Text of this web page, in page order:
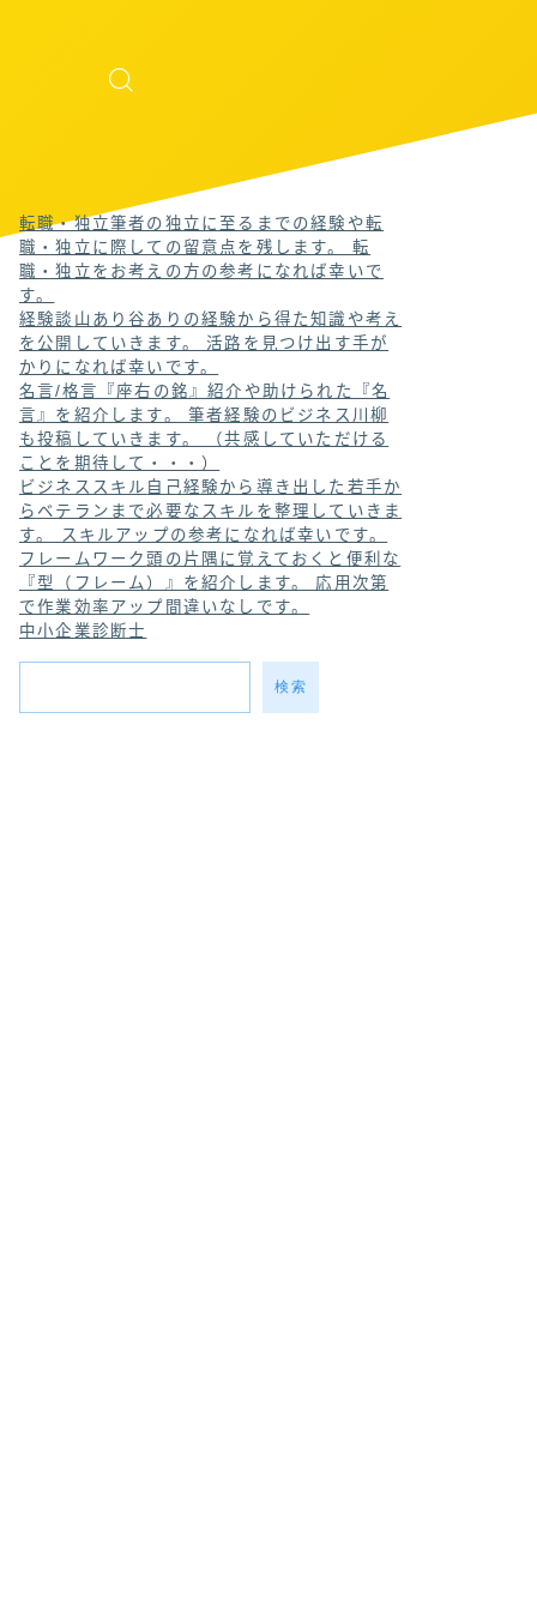
転職・独立筆者の独立に至るまでの経験や転
職・独立に際しての留意点を残します。 転
職・独立をお考えの方の参考になれば幸いで
す。
経験談 山あり谷ありの経験から得た知識や考え
を公開していきます。 活路を見つけ出す手が
かりになれば幸いです。
名言/格言
『座右の銘』紹介や助けられた『名
言』を紹介します。 筆者経験のビジネス川柳
も投稿していきます。 （共感していただける
ことを期待して・・・）
ビジネススキル 自己経験から導き出した若手か
らベテランまで必要なスキルを整理していきま
す。 スキルアップの参考になれば幸いです。
フレームワーク 頭の片隅に覚えておくと便利な
『型（フレーム）』を紹介します。 応用次第
で作業効率アップ間違いなしです。
中小企業診断士
検索